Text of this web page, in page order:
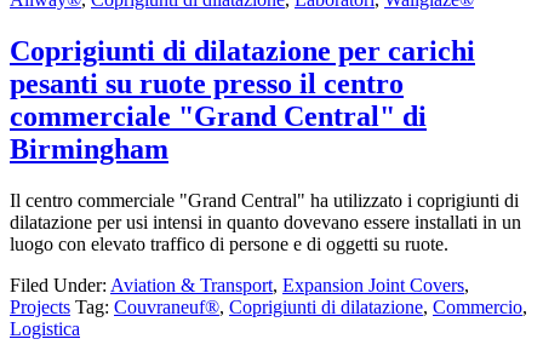
Coprigiunti di dilatazione per carichi
pesanti su ruote presso il centro
commerciale "Grand Central" di
Birmingham
Il centro commerciale "Grand Central" ha utilizzato i coprigiunti di
dilatazione per usi intensi in quanto dovevano essere installati in un
luogo con elevato traffico di persone e di oggetti su ruote.
Filed Under: Aviation & Transport, Expansion Joint Covers,
Projects Tag: Couvraneuf®, Coprigiunti di dilatazione, Commercio,
Logistica